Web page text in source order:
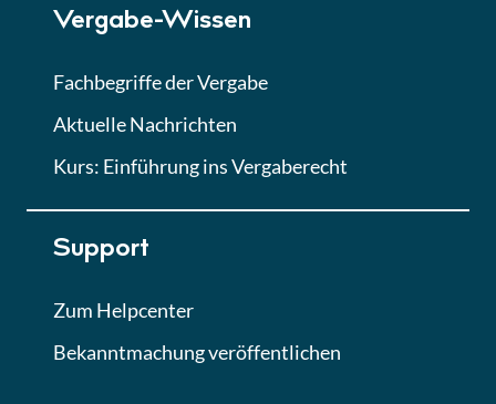
Finales Quiz
Vergabe-Wissen
Fachbegriffe der Vergabe
Aktuelle Nachrichten
Kurs: Einführung ins Vergaberecht
Support
Zum Helpcenter
Bekanntmachung veröffentlichen